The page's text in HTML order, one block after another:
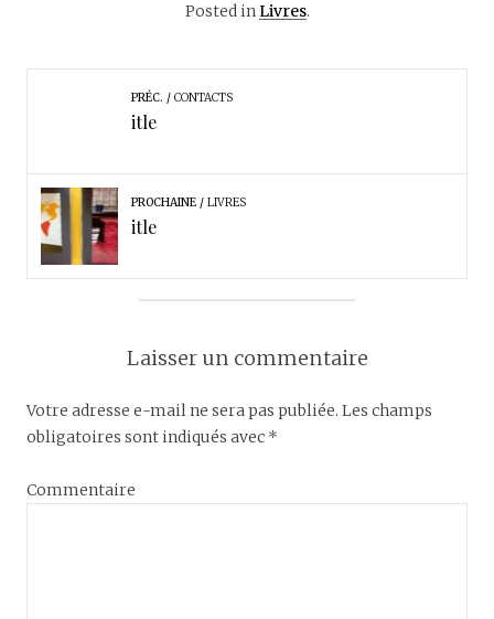
Posted inLivres.
PRÉC. CONTACTS
itle
PROCHAINE LIVRES
itle
Laisser un commentaire
Votre adresse e-mail ne sera pas publiée. Les champs
obligatoires sont indiqués avec *
Commentaire